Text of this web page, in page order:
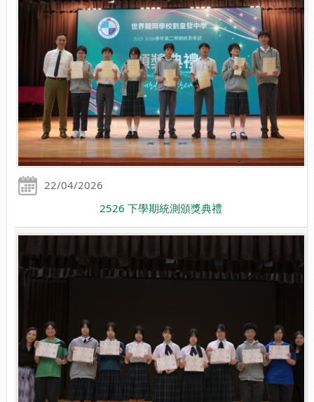
22/04/2026
2526 下學期統測頒獎典禮